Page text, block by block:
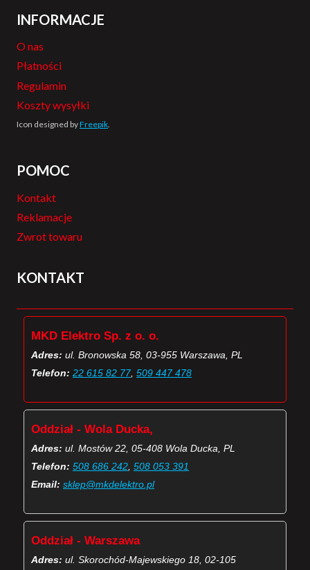
INFORMACJE
O nas
Płatności
Regulamin
Koszty wysyłki
Icon designed byFreepik.
POMOC
Kontakt
Reklamacje
Zwrot towaru
KONTAKT
MKD Elektro Sp. z o. o.
Adres: ul. Bronowska 58, 03-955 Warszawa, PL
Telefon: 22 615 82 77, 509 447 478
Oddział - Wola Ducka,
Adres: ul. Mostów 22, 05-408 Wola Ducka, PL
Telefon: 508 686 242 508 053 391
Email: sklep@mkdelektro.pl
Oddział - Warszawa
Adres: ul. Skorochód-Majewskiego 18, 02-105